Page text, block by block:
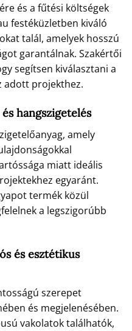
és a fűtési költségek
festéküzletben kiváló
talál, amelyek hosszú
garantálnak. Szakértői
segítsen kiválasztani a
adott projekthez.
hangszigetelés
amely
miatt ideális
egyaránt.
termék közül
a legszigorúbb
és esztétikus
szerepet
és megjelenésében.
vakolatok találhatók,